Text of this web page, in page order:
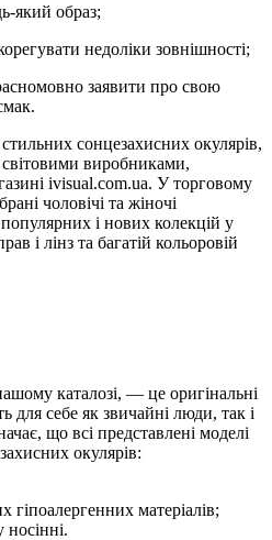
який образ;
недоліки зовнішності;
заявити про свою
сонцезахисних окулярів,
виробниками,
ivisual.com.ua. У торговому
чоловічі та жіночі
і нових колекцій у
і лінз та багатій кольоровій
каталозі, — це оригінальні
для себе як звичайні люди, так і
що всі представлені моделі
окулярів:
гіпоалергенних матеріалів;
носінні.